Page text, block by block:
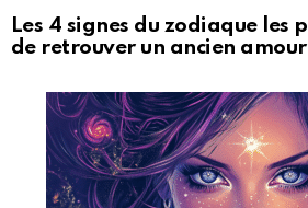
Les 4 signes du zodiaque les
de retrouver un ancien